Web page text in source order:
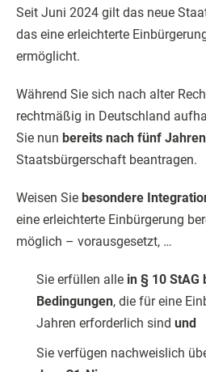
Seit Juni 2024 gilt das neue
das eine erleichterte
ermöglicht.
Während Sie sich nach alter
rechtmäßig in Deutschland
Sie nun bereits nach fünf Jahren
Staatsbürgerschaft beantragen.
Weisen Sie besondere
eine erleichterte Einbürgerung
möglich – vorausgesetzt, …
Sie erfüllen alle in § 10 StAG
Bedingungen, die für eine
Jahren erforderlich sind und
Sie verfügen nachweislich